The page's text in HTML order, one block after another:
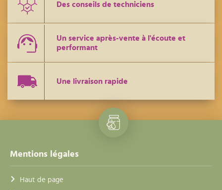
Des conseils de techniciens
Un service après-vente à l'écoute et
performant
Une livraison rapide
Mentions légales
Haut de page